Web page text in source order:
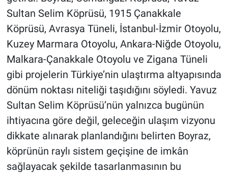
Sultan Selim Köprüsü, 1915 Çanakkale
Köprüsü, Avrasya Tüneli, İstanbul-İzmir Otoyolu,
Kuzey Marmara Otoyolu, Ankara-Niğde Otoyolu,
Malkara-Çanakkale Otoyolu ve Zigana Tüneli
gibi projelerin Türkiye’nin ulaştırma altyapısında
dönüm noktası niteliği taşıdığını söyledi. Yavuz
Sultan Selim Köprüsü’nün yalnızca bugünün
ihtiyacına göre değil, geleceğin ulaşım vizyonu
dikkate alınarak planlandığını belirten Boyraz,
köprünün raylı sistem geçişine de imkân
sağlayacak şekilde tasarlanmasının bu